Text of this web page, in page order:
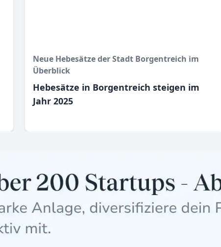
Neue Hebesätze der Stadt Borgentreich im
Überblick
Hebesätze in Borgentreich steigen im
Jahr 2025